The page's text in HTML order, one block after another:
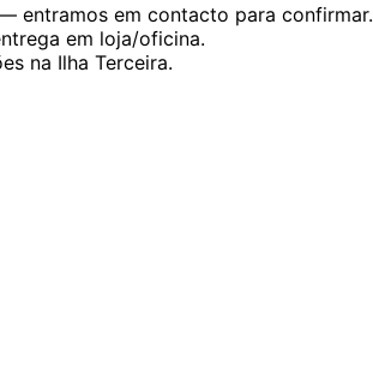
entramos em contacto para confirmar.
em loja/oficina.
na Ilha Terceira.